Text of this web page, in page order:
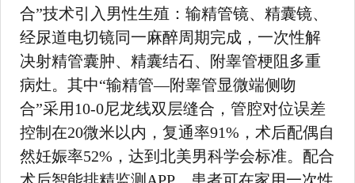
合”技术引入男性生殖：输精管镜、精囊镜、
经尿道电切镜同一麻醉周期完成，一次性解
决射精管囊肿、精囊结石、附睾管梗阻多重
病灶。其中“输精管—附睾管显微端侧吻
合”采用10-0尼龙线双层缝合，管腔对位误差
控制在20微米以内，复通率91%，术后配偶自
然妊娠率52%，达到北美男科学会标准。配合